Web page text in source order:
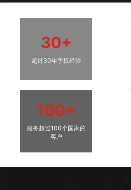
30+
超过30年手板经验
100+
服务超过100个国家的
客户